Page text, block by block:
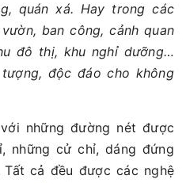
quán xá. Hay trong các
ban công, cảnh quan
đô thị, khu nghỉ dưỡng…
độc đáo cho không
những đường nét được
những cử chỉ, dáng đứng
Tất cả đều được các nghệ